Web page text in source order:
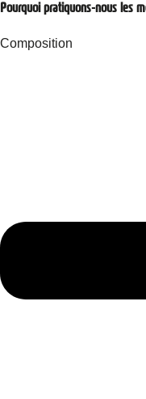
Pourquoi pratiquons-nous les
Composition